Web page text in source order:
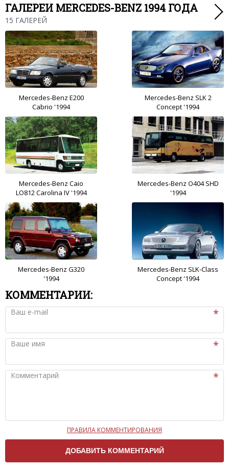
ГАЛЕРЕИ MERCEDES-BENZ 1994 ГОДА
15 ГАЛЕРЕЙ
Mercedes-Benz E200
Cabrio '1994
Mercedes-Benz SLK 2
Concept '1994
Mercedes-Benz Caio
LO812 Carolina IV '1994
Mercedes-Benz O404 SHD
'1994
Mercedes-Benz G320
'1994
Mercedes-Benz SLK-Class
Concept '1994
КОММЕНТАРИИ:
Ваш e-mail
Ваше имя
Комментарий
Чтобы ваш комментарий был опубликован на сайте,
вам нужно придерживаться следующих правил:
Комментарий не может быть слишком
ПРАВИЛА КОММЕНТИРОВАНИЯ